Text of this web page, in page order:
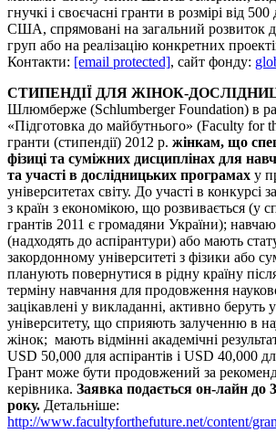
гнучкі і своєчасні гранти в розмірі від
США, спрямовані на загальний розвиток
груп або на реалізацію конкретних
Контакти: [email protected], сайт фонду:
СТИПЕНДІЇ ДЛЯ ЖІНОК-
Шлюмберже (Schlumberger Foundation) в
«Підготовка до майбутнього» (Faculty for
гранти (стипендії) 2012 р. жінкам, що
фізиці та суміжних дисциплінах для
та участі в дослідницьких програмах у
університетах світу. До участі в конкурсі
з країн з економікою, що розвивається (у
грантів 2011 є громадяни України);
(надходять до аспірантури) або мають
закордонному університеті з фізики або
планують повернутися в рідну країну
терміну навчання для продовження
зацікавлені у викладанні, активно беруть
університету, що сприяють залученню в
жінок; мають відмінні академічні
USD 50,000 для аспірантів і USD 40,000
Грант може бути продовжений за
керівника. Заявка подається он-лайн до
року. Детальніше:
http://www.facultyforthefuture.net/content/